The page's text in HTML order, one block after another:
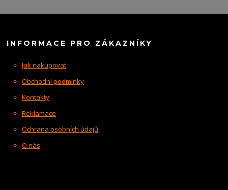
INFORMACE PRO ZÁKAZNÍKY
Jak nakupovat
Obchodní podmínky
Kontakty
Reklamace
Ochrana osobních údajů
O nás